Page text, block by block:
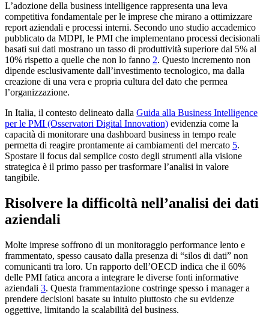
L’adozione della business intelligence rappresenta una leva
competitiva fondamentale per le imprese che mirano a ottimizzare
report aziendali e processi interni. Secondo uno studio accademico
pubblicato da MDPI, le PMI che implementano processi decisionali
basati sui dati mostrano un tasso di produttività superiore dal 5% al
10% rispetto a quelle che non lo fanno 2. Questo incremento non
dipende esclusivamente dall’investimento tecnologico, ma dalla
creazione di una vera e propria cultura del dato che permea
l’organizzazione.
In Italia, il contesto delineato dalla Guida alla Business Intelligence
per le PMI (Osservatori Digital Innovation) evidenzia come la
capacità di monitorare una dashboard business in tempo reale
permetta di reagire prontamente ai cambiamenti del mercato 5.
Spostare il focus dal semplice costo degli strumenti alla visione
strategica è il primo passo per trasformare l’analisi in valore
tangibile.
Risolvere la difficoltà nell’analisi dei dati
aziendali
Molte imprese soffrono di un monitoraggio performance lento e
frammentato, spesso causato dalla presenza di “silos di dati” non
comunicanti tra loro. Un rapporto dell’OECD indica che il 60%
delle PMI fatica ancora a integrare le diverse fonti informative
aziendali 3. Questa frammentazione costringe spesso i manager a
prendere decisioni basate su intuito piuttosto che su evidenze
oggettive, limitando la scalabilità del business.